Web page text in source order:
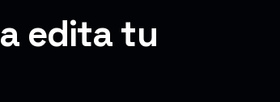
edita tu